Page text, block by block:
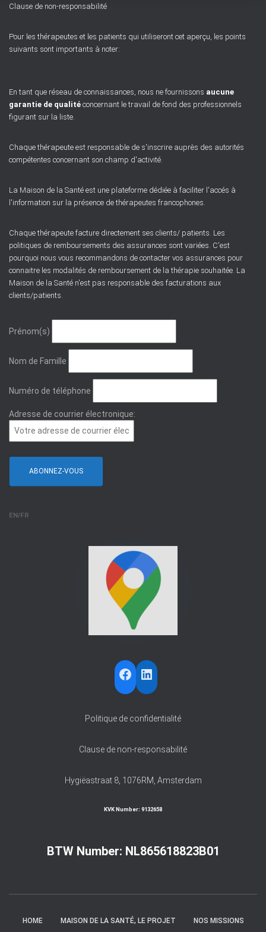
Clause de non-responsabilité
Pour les thérapeutes et les patients qui utiliseront cet aperçu, les points
suivants sont importants à noter:
En tant que réseau de connaissances, nous ne fournissons aucune
garantie de qualité concernant le travail de fond des professionnels
figurant sur la liste.
Chaque thérapeute est responsable de s'inscrire auprès des autorités
compétentes concernant son champ d'activité.
La Maison de la Santé est une plateforme dédiée à faciliter l'accés à
l'information sur la présence de thérapeutes francophones.
Chaque thérapeute facture directement ses clients/ patients. Les
politiques de remboursements des assurances sont variées. C'est
pourquoi nous vous recommandons de contacter vos assurances pour
connaitre les modalités de remboursement de la thérapie souhaitée. La
Maison de la Santé n'est pas responsable des facturations aux
clients/patients.
Prénom(s)
Nom de Famille
Numéro de téléphone
Adresse de courrier électronique:
EN/FR
FACEBOOK LINKEDIN
Politique de confidentialité
Clause de non-responsabilité
Hygiëastraat 8, 1076RM, Amsterdam
KVK Number: 9132658
BTW Number: NL865618823B01
HOME MAISON DE LA SANTÉ, LE PROJET NOS MISSIONS